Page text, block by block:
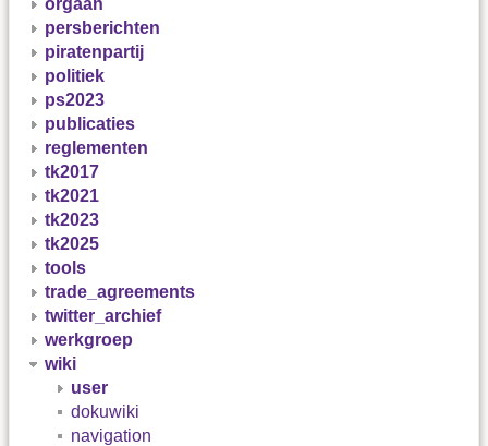
persberichten
piratenpartij
politiek
ps2023
publicaties
reglementen
tk2017
tk2021
tk2023
tk2025
tools
trade_agreements
twitter_archief
werkgroep
wiki
user
dokuwiki
navigation